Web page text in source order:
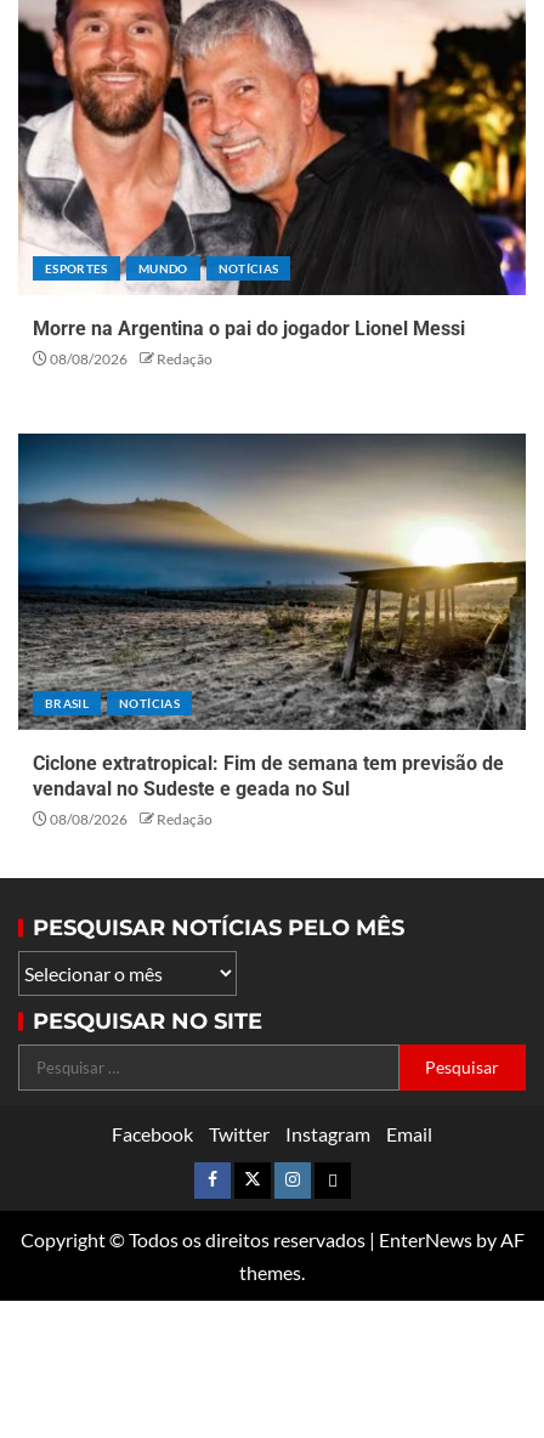
ESPORTES MUNDO NOTÍCIAS
Morre na Argentina o pai do jogador Lionel Messi
08/08/2026 Redação
BRASIL NOTÍCIAS
Ciclone extratropical: Fim de semana tem previsão de
vendaval no Sudeste e geada no Sul
08/08/2026 Redação
PESQUISAR NOTÍCIAS PELO MÊS
PESQUISAR NO SITE
Facebook Twitter Instagram Email
Copyright © Todos os direitos reservados | EnterNewsby AF
themes.